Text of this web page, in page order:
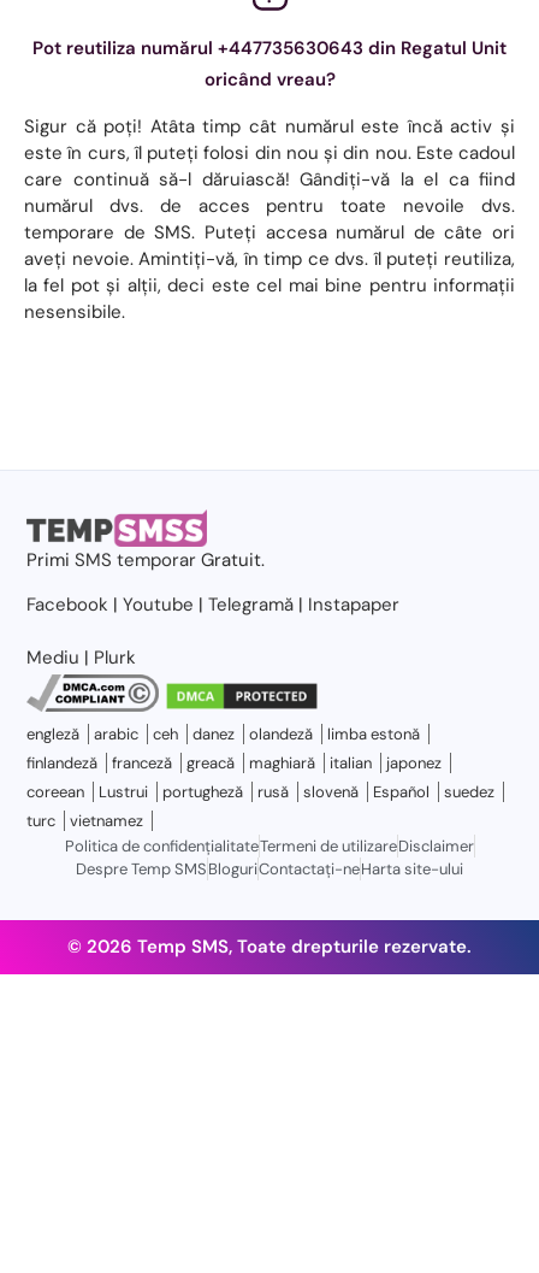
Pot reutiliza numărul +447735630643 din Regatul Unit
oricând vreau?
Sigur că poți! Atâta timp cât numărul este încă activ și
este în curs, îl puteți folosi din nou și din nou. Este cadoul
care continuă să-l dăruiască! Gândiți-vă la el ca fiind
numărul dvs. de acces pentru toate nevoile dvs.
temporare de SMS. Puteți accesa numărul de câte ori
aveți nevoie. Amintiți-vă, în timp ce dvs. îl puteți reutiliza,
la fel pot și alții, deci este cel mai bine pentru informații
nesensibile.
PrimiSMS temporar Gratuit.
Facebook |Youtube |Telegramă | Instapaper
Mediu | Plurk
engleză arabic ceh danez olandeză
limba estonă
finlandeză
franceză greacă maghiară italian
japonez
coreean
Lustrui portugheză rusă slovenă Español
suedez
turc
vietnamez
Politica de confidențialitateTermeni de utilizareDisclaimer
Despre Temp SMSBloguriContactaţi-neHarta site-ului
© 2026 Temp SMS, Toate drepturile rezervate.